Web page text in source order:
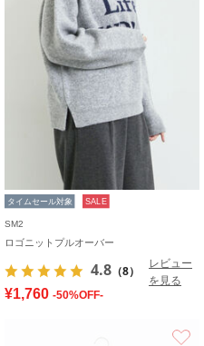
タイムセール対象 SALE
SM2
ロゴニットプルオーバー
4.8 （8）
レビュー
を見る
¥1,760 -50%OFF-